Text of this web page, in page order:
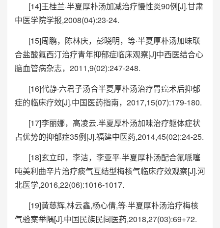
[14]王桂兰·半夏厚朴汤加减治疗慢性炎90例[J].甘肃
中医学院学报,2008(04):23-24.
[15]周鹏，陈林庆，彭晓明，等·半夏厚朴汤加味联
合盐酸氟西汀治疗青年抑郁症临床观察[J]中西医结合心
脑血管病杂志，2011,9(02):247-248.
[16]代静·六君子汤合半夏厚朴汤治疗胃癌术后抑郁
症的临床疗效[J].中国医药指南，2017,15(07):179-180.
[17]李丽娜，高凌云.半夏厚朴汤加味治疗躯体症状
占优势的抑郁症35例[J].福建中医药,2014,45(02):24-25.
[18]玄立印，李洁，李亚平·半夏厚朴汤配合氟哌噻
吨美利曲辛片治疗痰气互结型梅核气临床疗效观察[J].河
北医学,2016,22(06):1016-1017.
[19]黄慈辉,林云鑫,杨心倩,等·半夏厚朴汤治疗梅核
气验案举隅[J].中国民族民间医药,2018,27(03):69+72.